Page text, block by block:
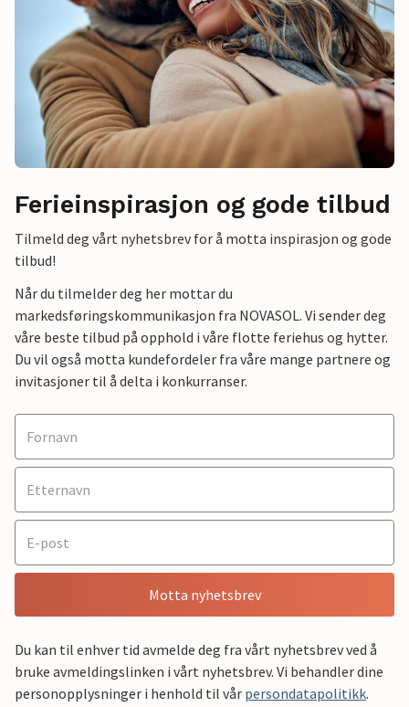
Ferieinspirasjon og gode tilbud
Tilmeld deg vårt nyhetsbrev for å motta inspirasjon og gode
tilbud!
Når du tilmelder deg her mottar du
markedsføringskommunikasjon fra NOVASOL. Vi sender deg
våre beste tilbud på opphold i våre flotte feriehus og hytter.
Du vil også motta kundefordeler fra våre mange partnere og
invitasjoner til å delta i konkurranser.
Motta nyhetsbrev
Du kan til enhver tid avmelde deg fra vårt nyhetsbrev ved å
bruke avmeldingslinken i vårt nyhetsbrev. Vi behandler dine
personopplysninger i henhold til vår persondatapolitikk.